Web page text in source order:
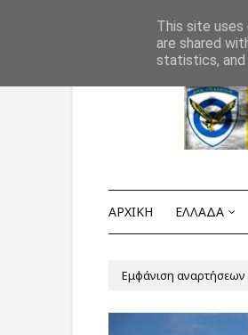
ΑΡΧΙΚΗ ΕΛΛΑΔΑ
Εμφάνιση αναρτήσεων
This site
are shared
statistics,